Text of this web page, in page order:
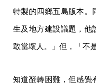
特製的四鄉五島版本。
生及地方建設議題，他
敢當壞人。」但，「不
知道翻轉困難，但感覺